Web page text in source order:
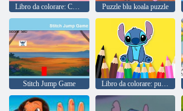
Libro da colorare: Cuci Halloween Puzzle blu koala puzzle
Stitch Jump Game Libro da colorare: punto